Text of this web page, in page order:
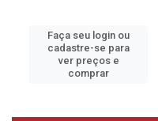
Faça seu login ou
cadastre-se para
ver preços e
comprar